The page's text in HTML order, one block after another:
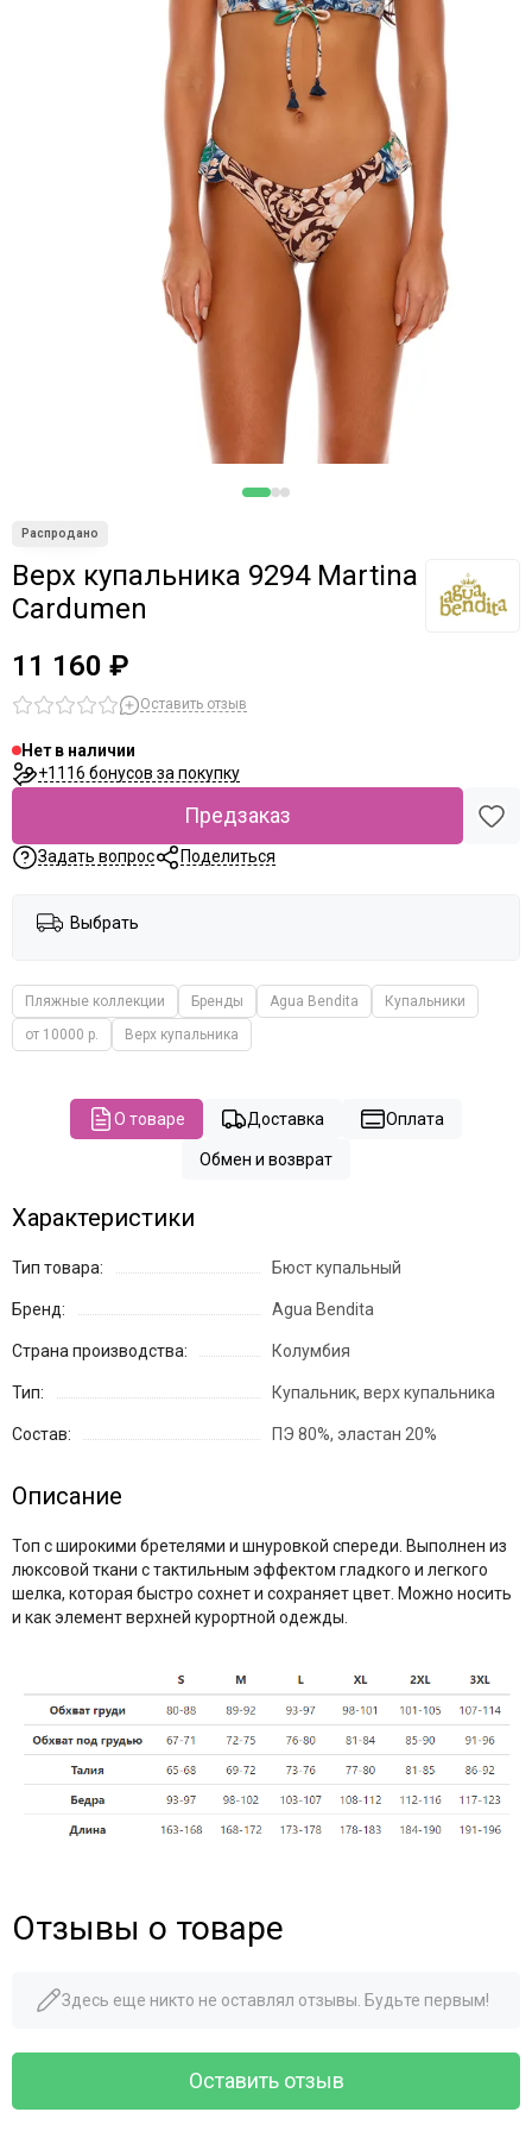
Верх купальника 9294 Martina
Cardumen
11 160 ₽
Оставить отзыв
Нет в наличии
+1116 бонусов за покупку
Предзаказ
Задать вопрос Поделиться
Выбрать
Пляжные коллекции Бренды Agua Bendita
Купальники
от 10000 р.
Верх купальника
О товаре Доставка Оплата
Обмен и возврат
Характеристики
Тип товара: Бюст купальный
Бренд: Agua Bendita
Страна производства: Колумбия
Тип: Купальник, верх купальника
Состав: ПЭ 80%, эластан 20%
Описание
Топ с широкими бретелями и шнуровкой спереди. Выполнен из
люксовой ткани с тактильным эффектом гладкого и легкого
шелка, которая быстро сохнет и сохраняет цвет. Можно носить
и как элемент верхней курортной одежды.
Отзывы о товаре
Здесь еще никто не оставлял отзывы. Будьте первым!
Оставить отзыв